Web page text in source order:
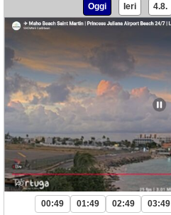
Oggi Ieri 4.8.
00:49 01:49 02:49 03:49